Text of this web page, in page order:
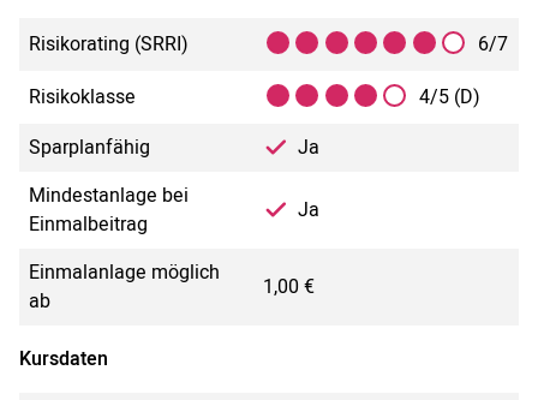
Risikorating (SRRI)
6/7
Risikoklasse
4/5 (D)
Sparplanfähig
Ja
Mindestanlage bei
Einmalbeitrag
Ja
Einmalanlage möglich
ab
1,00 €
Kursdaten